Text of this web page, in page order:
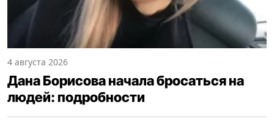
4 августа 2026
Дана Борисова начала бросаться на
людей: подробности